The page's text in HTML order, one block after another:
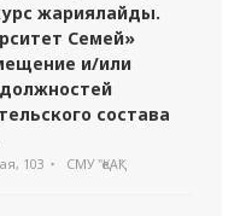
жариялайды.
Семей»
и/или
состава
103 СМУ "ҚеАҚ"